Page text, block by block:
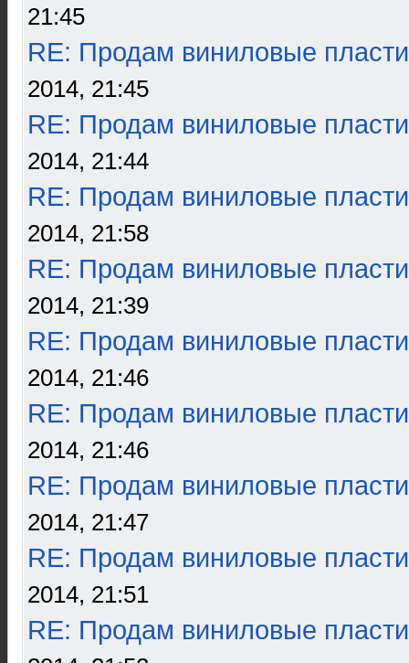
21:45
RE: Продам виниловые
2014, 21:45
RE: Продам виниловые
2014, 21:44
RE: Продам виниловые
2014, 21:58
RE: Продам виниловые
2014, 21:39
RE: Продам виниловые
2014, 21:46
RE: Продам виниловые
2014, 21:46
RE: Продам виниловые
2014, 21:47
RE: Продам виниловые
2014, 21:51
RE: Продам виниловые